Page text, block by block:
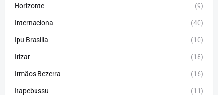
Horizonte (9)
Internacional (40)
Ipu Brasilia (10)
Irizar (18)
Irmãos Bezerra (16)
Itapebussu (11)